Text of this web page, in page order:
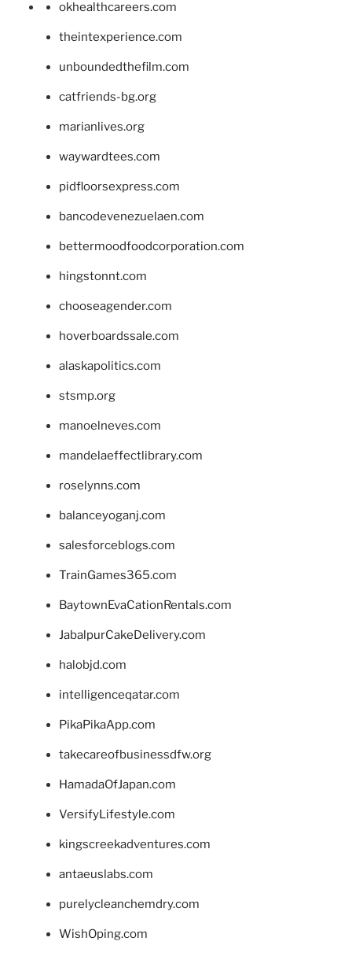
okhealthcareers.com
theintexperience.com
unboundedthefilm.com
catfriends-bg.org
marianlives.org
waywardtees.com
pidfloorsexpress.com
bancodevenezuelaen.com
bettermoodfoodcorporation.com
hingstonnt.com
chooseagender.com
hoverboardssale.com
alaskapolitics.com
stsmp.org
manoelneves.com
mandelaeffectlibrary.com
roselynns.com
balanceyoganj.com
salesforceblogs.com
TrainGames365.com
BaytownEvaCationRentals.com
JabalpurCakeDelivery.com
halobjd.com
intelligenceqatar.com
PikaPikaApp.com
takecareofbusinessdfw.org
HamadaOfJapan.com
VersifyLifestyle.com
kingscreekadventures.com
antaeuslabs.com
purelycleanchemdry.com
WishOping.com